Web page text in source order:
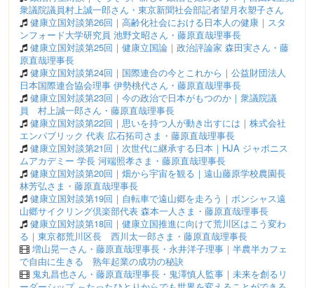
衆議院議員村上誠一郎さん・東京新聞社会部記者望月衣塑子さん
健康立国対談第26回｜高齢化社会における日本人の健康｜スタ
ンフォード大学研究員 池野文昭さん・藤原直哉理事長
健康立国対談第25回｜健康立国論｜政治評論家 森田実さん・藤
原直哉理事長
健康立国対談第24回｜国際連合の今とこれから｜公益財団法人
日本国際連合協会理事 伊勢桃代さん・藤原直哉理事長
健康立国対談第23回｜今の政治で日本がもつのか｜衆議院議
員 村上誠一郎さん・藤原直哉理事長
健康立国対談第22回｜思いを持つ人が動き出すには｜株式会社
エンパブリック 代表 広石拓司さま・藤原直哉理事長
健康立国対談第21回｜次世代に継承する日本｜HJA ジャポニス
ムアカデミー 学長 河端照孝さま・藤原直哉理事長
健康立国対談第20回｜畑から宇宙を観る｜遠山藤原学校農園長
林芳弘さま・藤原直哉理事長
健康立国対談第19回｜自転車で遠山郷を走ろう｜ボンシャス遠
山郷サイクリング倶楽部代表 森本一人さま・藤原直哉理事長
健康立国対談第18回｜健康立国推進に向けて荒川区はこう変わ
る｜東京都荒川区長 西川太一郎さま・藤原直哉理事長
増山晃一さん・藤原直哉理事長・永井洋子理事｜半農半カフェ
で自由に生きる 熟年起業の成功の秘訣
鬼丸昌也さん・藤原直哉理事長・鬼澤慎人監事｜未来を創るリ